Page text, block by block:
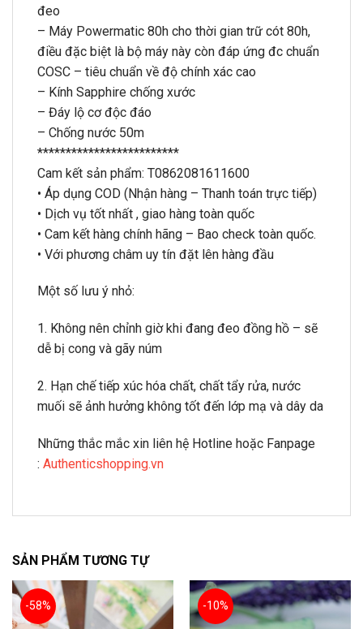
đeo
– Máy Powermatic 80h cho thời gian trữ cót 80h,
điều đặc biệt là bộ máy này còn đáp ứng đc chuẩn
COSC – tiêu chuẩn về độ chính xác cao
– Kính Sapphire chống xước
– Đáy lộ cơ độc đáo
– Chống nước 50m
*************************
Cam kết sản phẩm: T0862081611600
• Áp dụng COD (Nhận hàng – Thanh toán trực tiếp)
• Dịch vụ tốt nhất , giao hàng toàn quốc
• Cam kết hàng chính hãng – Bao check toàn quốc.
• Với phương châm uy tín đặt lên hàng đầu
Một số lưu ý nhỏ:
1. Không nên chỉnh giờ khi đang đeo đồng hồ – sẽ
dễ bị cong và gãy núm
2. Hạn chế tiếp xúc hóa chất, chất tẩy rửa, nước
muối sẽ ảnh hưởng không tốt đến lớp mạ và dây da
Những thắc mắc xin liên hệ Hotline hoặc Fanpage
: Authenticshopping.vn
SẢN PHẨM TƯƠNG TỰ
-58% -10%